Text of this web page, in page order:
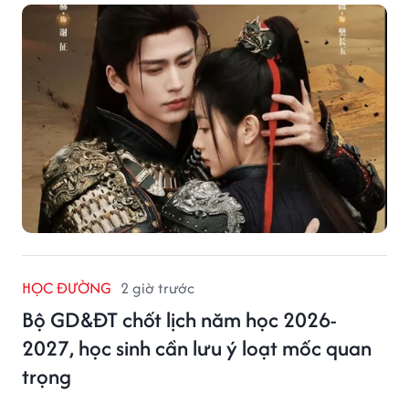
HỌC ĐƯỜNG 2 giờ trước
Bộ GD&ĐT chốt lịch năm học 2026-
2027, học sinh cần lưu ý loạt mốc quan
trọng